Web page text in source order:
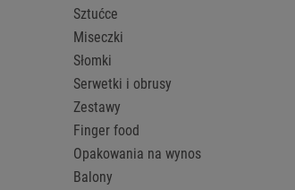
Sztućce
Miseczki
Słomki
Serwetki i obrusy
Zestawy
Finger food
Opakowania na wynos
Balony